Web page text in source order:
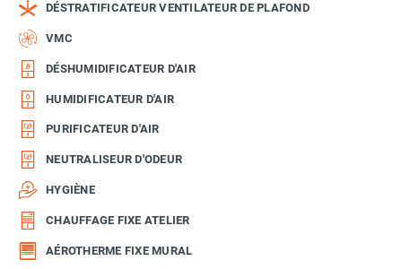
DÉSTRATIFICATEUR VENTILATEUR DE PLAFOND
VMC
DÉSHUMIDIFICATEUR D'AIR
HUMIDIFICATEUR D'AIR
PURIFICATEUR D'AIR
NEUTRALISEUR D'ODEUR
HYGIÈNE
CHAUFFAGE FIXE ATELIER
AÉROTHERME FIXE MURAL